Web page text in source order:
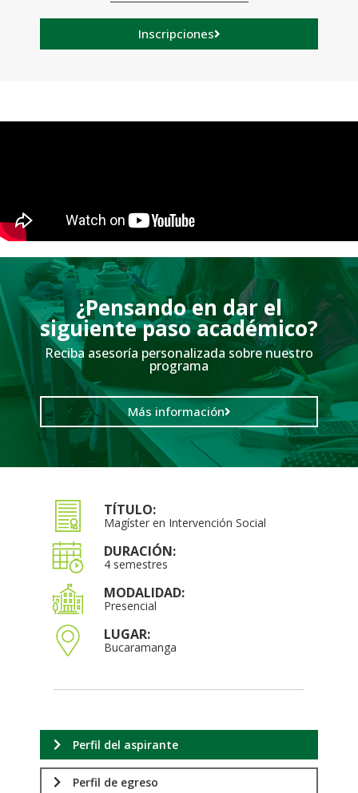
Inscripciones
¿Pensando en dar el
siguiente paso académico?
Reciba asesoría personalizada sobre nuestro
programa
Más información
TÍTULO:
Magíster en Intervención Social
DURACIÓN:
4 semestres
MODALIDAD:
Presencial
LUGAR:
Bucaramanga
Perfil del aspirante
Perfil de egreso